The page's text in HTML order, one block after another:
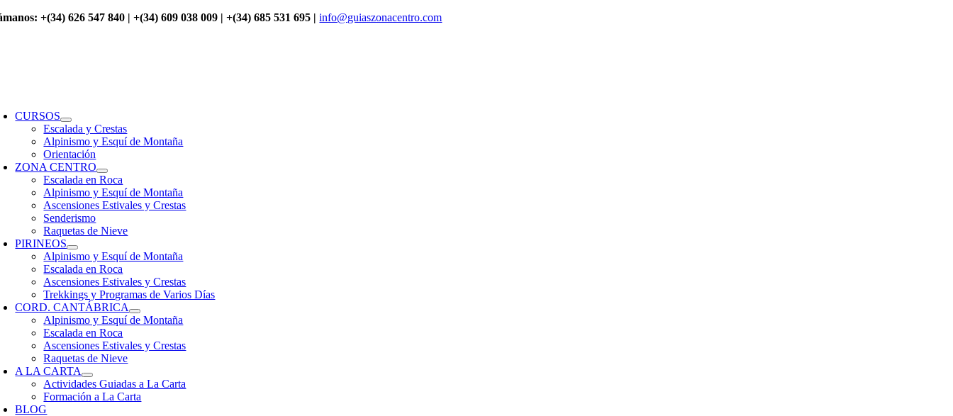
Saltar +(34) 626 547 840 | +(34) 609 038 009 | +(34) 685 531 695 | info@guiaszonacentro.com
CURSOS
Escalada y Crestas
Alpinismo y Esquí de Montaña
Orientación
ZONA CENTRO
Escalada en Roca
Alpinismo y Esquí de Montaña
Ascensiones Estivales y Crestas
Senderismo
Raquetas de Nieve
PIRINEOS
Alpinismo y Esquí de Montaña
Escalada en Roca
Ascensiones Estivales y Crestas
Trekkings y Programas de Varios Días
CORD. CANTÁBRICA
Alpinismo y Esquí de Montaña
Escalada en Roca
Ascensiones Estivales y Crestas
Raquetas de Nieve
A LA CARTA
Actividades Guiadas a La Carta
Formación a La Carta
BLOG